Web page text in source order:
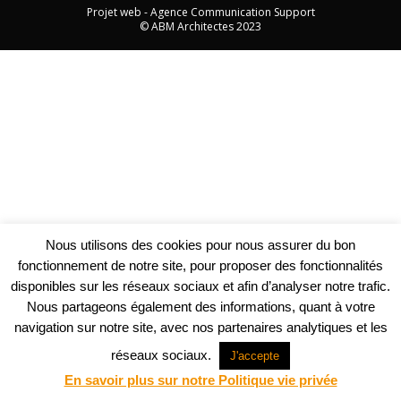
Projet web -Agence Communication Support
© ABM Architectes 2023
Nous utilisons des cookies pour nous assurer du bon
fonctionnement de notre site, pour proposer des fonctionnalités
disponibles sur les réseaux sociaux et afin d’analyser notre trafic.
Nous partageons également des informations, quant à votre
navigation sur notre site, avec nos partenaires analytiques et les
réseaux sociaux.
J'accepte
En savoir plus sur notre Politique vie privée